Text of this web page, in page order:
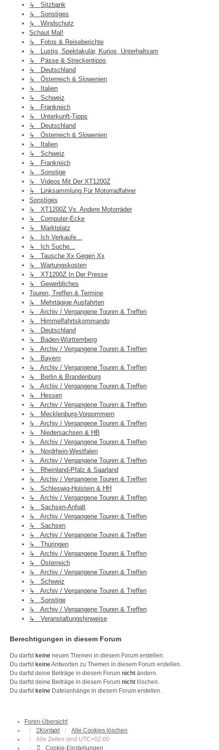
↳ Sitzbank
↳ Sonstiges
↳ Windschutz
Schaut Mal!
↳ Fotos & Reiseberichte
↳ Lustig, Spektakulär, Kurios, Unterhaltsam
↳ Pässe & Streckentipps
↳ Deutschland
↳ Österreich & Slowenien
↳ Italien
↳ Schweiz
↳ Frankreich
↳ Unterkunft-Tipps
↳ Deutschland
↳ Österreich & Slowenien
↳ Italien
↳ Schweiz
↳ Frankreich
↳ Sonstige
↳ Videos Mit Der XT1200Z
↳ Linksammlung Für Motorradfahrer
Sonstiges
↳ XT1200Z Vs. Andere Motorräder
↳ Computer-Ecke
↳ Marktplatz
↳ Ich Verkaufe...
↳ Ich Suche...
↳ Tausche Xx Gegen Xx
↳ Wartungskosten
↳ XT1200Z In Der Presse
↳ Gewerbliches
Touren, Treffen & Termine
↳ Mehrtägige Ausfahrten
↳ Archiv / Vergangene Touren & Treffen
↳ Himmelfahrtskommando
↳ Deutschland
↳ Baden-Württemberg
↳ Archiv / Vergangene Touren & Treffen
↳ Bayern
↳ Archiv / Vergangene Touren & Treffen
↳ Berlin & Brandenburg
↳ Archiv / Vergangene Touren & Treffen
↳ Hessen
↳ Archiv / Vergangene Touren & Treffen
↳ Mecklenburg-Vorpommern
↳ Archiv / Vergangene Touren & Treffen
↳ Niedersachsen & HB
↳ Archiv / Vergangene Touren & Treffen
↳ Nordrhein-Westfalen
↳ Archiv / Vergangene Touren & Treffen
↳ Rheinland-Pfalz & Saarland
↳ Archiv / Vergangene Touren & Treffen
↳ Schleswig-Holstein & HH
↳ Archiv / Vergangene Touren & Treffen
↳ Sachsen-Anhalt
↳ Archiv / Vergangene Touren & Treffen
↳ Sachsen
↳ Archiv / Vergangene Touren & Treffen
↳ Thüringen
↳ Archiv / Vergangene Touren & Treffen
↳ Österreich
↳ Archiv / Vergangene Touren & Treffen
↳ Schweiz
↳ Archiv / Vergangene Touren & Treffen
↳ Sonstige
↳ Archiv / Vergangene Touren & Treffen
↳ Veranstaltungshinweise
Berechtigungen in diesem Forum
Du darfst keine neuen Themen in diesem Forum erstellen.
Du darfst keineAntworten zu Themen in diesem Forum erstellen.
Du darfst deine Beiträge in diesem Forum nicht ändern.
Du darfst deine Beiträge in diesem Forum nicht löschen.
Du darfst keine Dateianhänge in diesem Forum erstellen.
Foren-Übersicht
Kontakt
Alle Cookies löschen
Alle Zeiten sind UTC+02:00
Cookie-Einstellungen